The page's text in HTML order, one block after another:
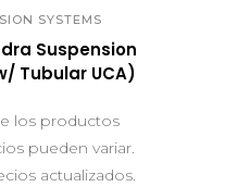
SYSTEMS
Suspension
Tubular UCA)
los productos
pueden variar.
actualizados.